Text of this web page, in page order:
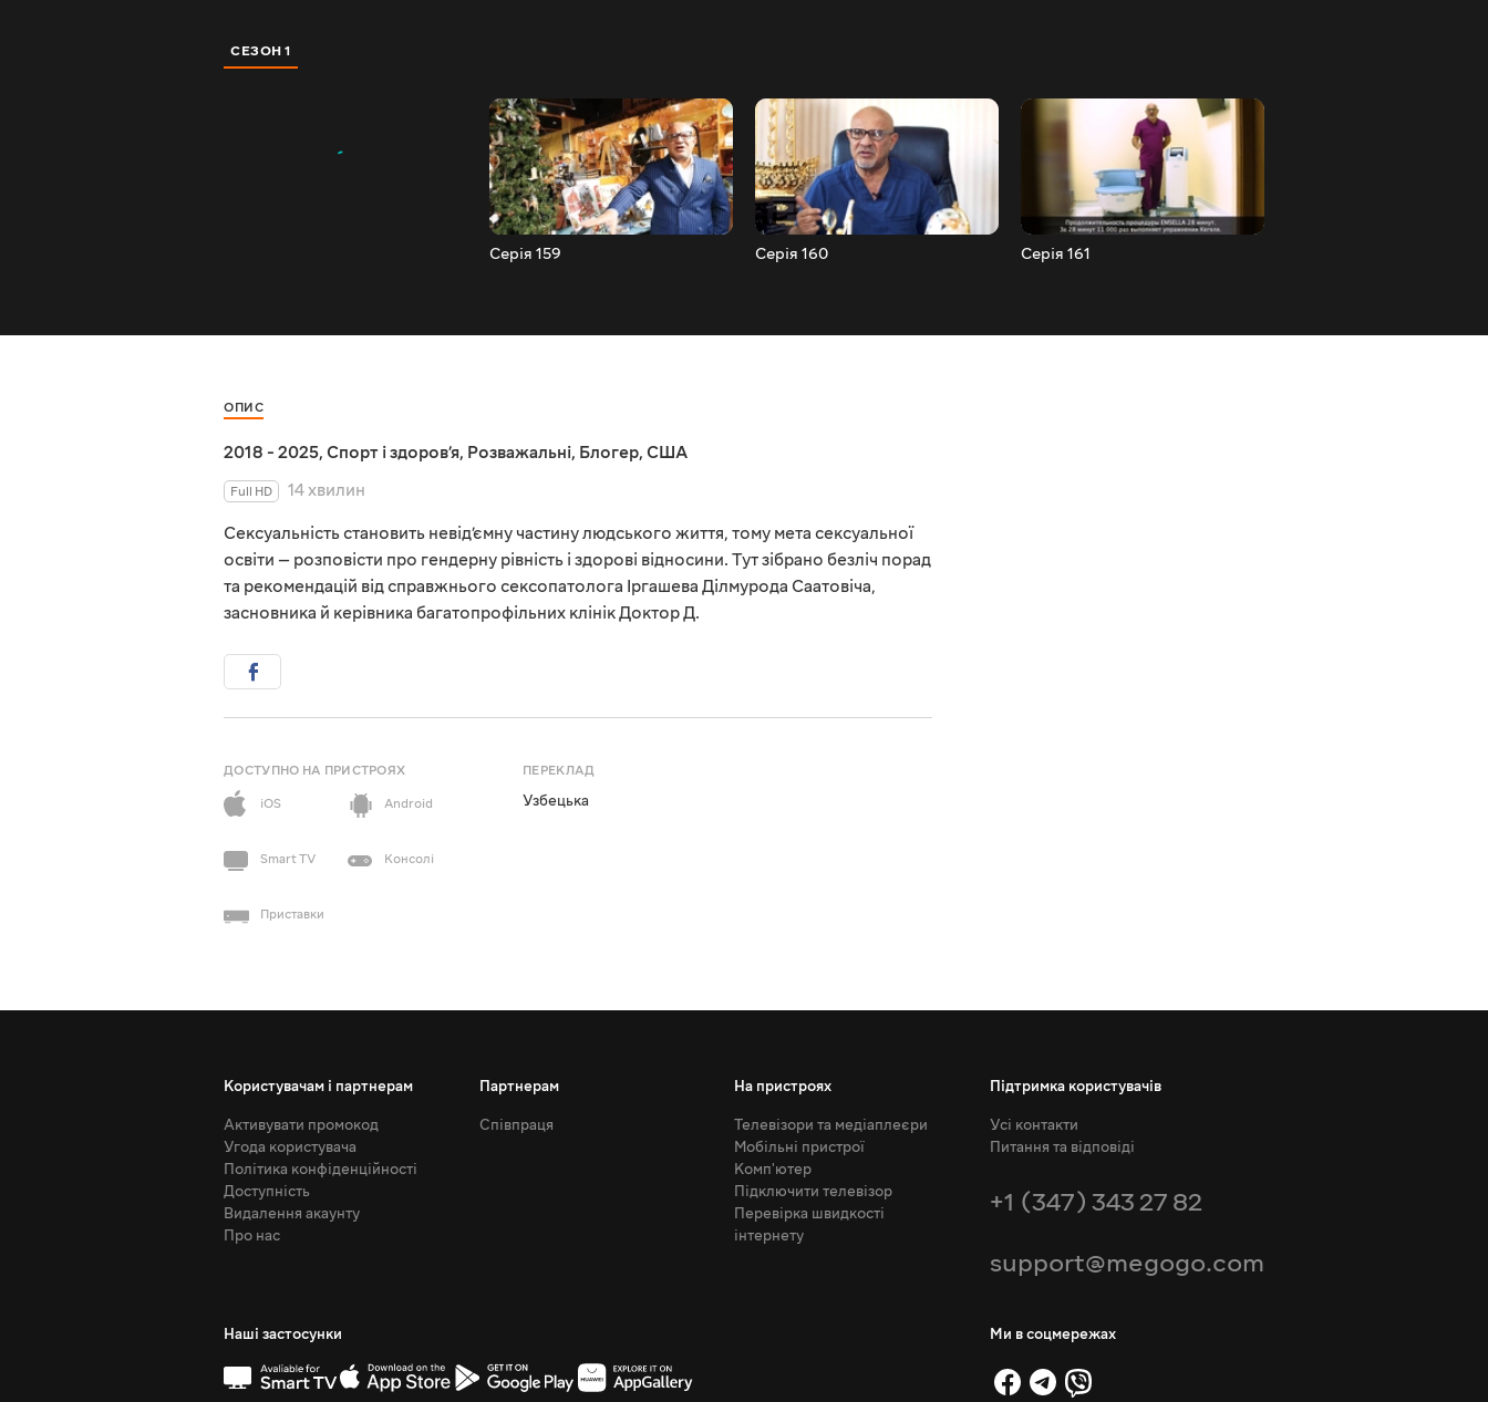
СЕЗОН 1
Серія 159 Серія 160 Серія 161
ОПИС
2018 - 2025, Спорт і здоровʼя, Розважальні, Блогер, США
Full HD
14 хвилин
Сексуальність становить невід’ємну частину людського життя, тому мета сексуальної
освіти — розповісти про гендерну рівність і здорові відносини. Тут зібрано безліч порад
та рекомендацій від справжнього сексопатолога Іргашева Ділмурода Саатовіча,
засновника й керівника багатопрофільних клінік Доктор Д.
ДОСТУПНО НА ПРИСТРОЯХ
iOS
Android
Smart TV Консолі
Приставки
ПЕРЕКЛАД
Узбецька
Користувачам і партнерам
Активувати промокод
Угода користувача
Політика конфіденційності
Доступність
Видалення акаунту
Про нас
Партнерам
Співпраця
На пристроях
Телевізори та медіаплеєри
Мобільні пристрої
Комп'ютер
Підключити телевізор
Перевірка швидкості
інтернету
Підтримка користувачів
Усі контакти
Питання та відповіді
+1 (347) 343 27 82
support@megogo.com
Наші застосунки Ми в соцмережах